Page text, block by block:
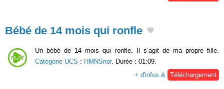
Bébé de 14 mois qui ronfle
Un bébé de 14 mois qui ronfle. Il s’agit de ma propre fille.
Catégorie UCS : HMNSnor. Durée : 01:09.
+ d'infos & Téléchargement